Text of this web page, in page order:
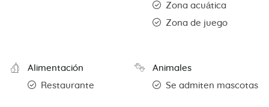
Zona acuática
Zona de juego
Alimentación
Restaurante
Animales
Se admiten mascotas